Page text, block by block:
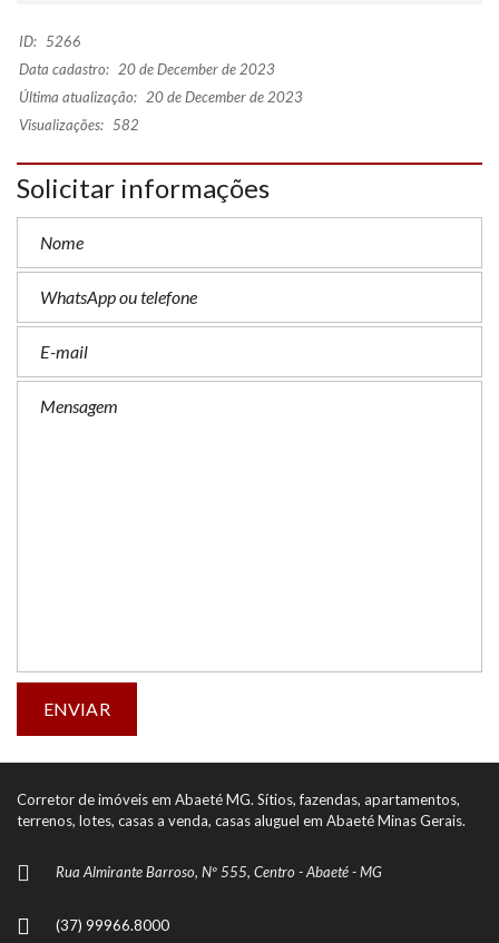
ID: 5266
Data cadastro: 20 de December de 2023
Última atualização: 20 de December de 2023
Visualizações: 582
Solicitar informações
Corretor de imóveis em Abaeté MG. Sítios, fazendas, apartamentos,
terrenos, lotes, casas a venda, casas aluguel em Abaeté Minas Gerais.
Rua Almirante Barroso, Nº 555, Centro - Abaeté - MG
(37) 99966.8000